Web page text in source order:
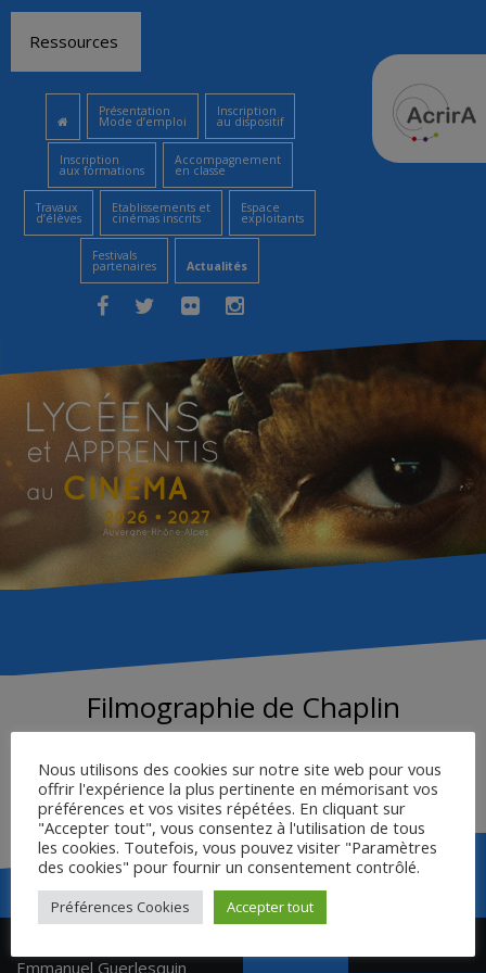
contenu
Ressources
Présentation
Mode d’emploi
Inscription
au dispositif
Inscription
aux formations
Accompagnement
en classe
Travaux
d’élèves
Etablissements et
cinémas inscrits
Espace
exploitants
Festivals
partenaires Actualités
Filmographie de Chaplin
FILMOGRAPHIE
Navigation
Emmanuel Guerlesquin
Nous utilisons des cookies sur notre site web pour vous
offrir l'expérience la plus pertinente en mémorisant vos
préférences et vos visites répétées. En cliquant sur
"Accepter tout", vous consentez à l'utilisation de tous
les cookies. Toutefois, vous pouvez visiter "Paramètres
des cookies" pour fournir un consentement contrôlé.
Préférences Cookies Accepter tout